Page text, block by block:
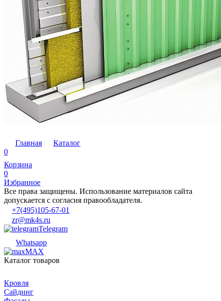
Главная
Каталог
0
Корзина
0
Избранное
Все права защищены. Использование материалов сайта
допускается с согласия правообладателя.
+7(495)105-67-01
zr@mk4s.ru
Telegram
Whatsapp
MAX
Каталог товаров
Кровля
Сайдинг